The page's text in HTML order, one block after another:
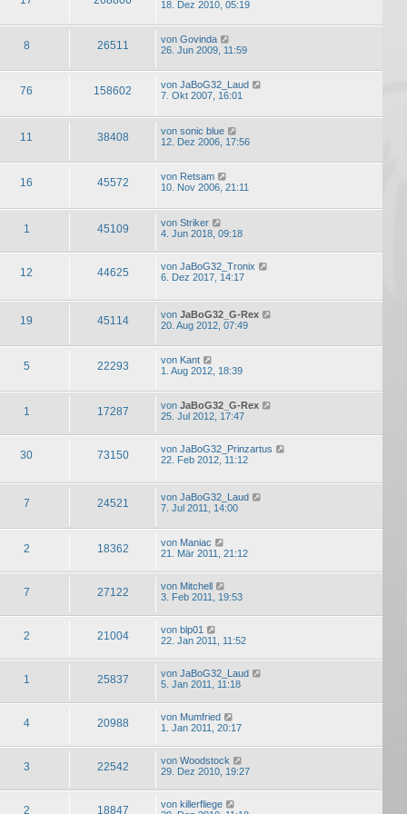
18. Dez 2010, 05:19
8 26511 von Govinda
26. Jun 2009, 11:59
76 158602 von JaBoG32_Laud
7. Okt 2007, 16:01
11 38408 von sonic blue
12. Dez 2006, 17:56
16 45572 von Retsam
10. Nov 2006, 21:11
1 45109 von Striker
4. Jun 2018, 09:18
12 44625 von JaBoG32_Tronix
6. Dez 2017, 14:17
19 45114 von JaBoG32_G-Rex
20. Aug 2012, 07:49
5 22293 von Kant
1. Aug 2012, 18:39
1 17287 von JaBoG32_G-Rex
25. Jul 2012, 17:47
30 73150 von JaBoG32_Prinzartus
22. Feb 2012, 11:12
7 24521 von JaBoG32_Laud
7. Jul 2011, 14:00
2 18362 von Maniac
21. Mär 2011, 21:12
7 27122 von Mitchell
3. Feb 2011, 19:53
2 21004 von blp01
22. Jan 2011, 11:52
1 25837 von JaBoG32_Laud
5. Jan 2011, 11:18
4 20988 von Mumfried
1. Jan 2011, 20:17
3 22542 von Woodstock
29. Dez 2010, 19:27
2 18847 von killerfliege